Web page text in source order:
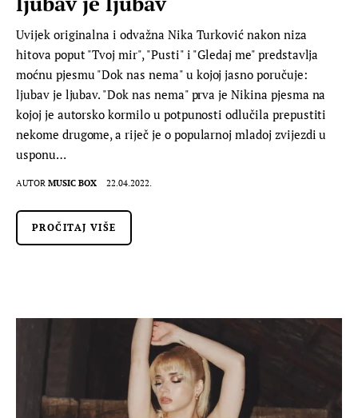
Uvijek originalna i odvažna Nika Turković nakon niza
hitova poput "Tvoj mir", "Pusti" i "Gledaj me" predstavlja
moćnu pjesmu "Dok nas nema" u kojoj jasno poručuje:
ljubav je ljubav. "Dok nas nema" prva je Nikina pjesma na
kojoj je autorsko kormilo u potpunosti odlučila prepustiti
nekome drugome, a riječ je o popularnoj mladoj zvijezdi u
usponu…
AUTOR MUSIC BOX 22.04.2022.
PROČITAJ VIŠE